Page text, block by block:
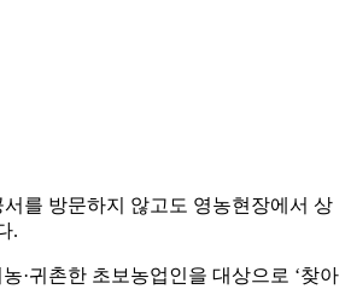
서를 방문하지 않고도 영농현장에서 상
.
·귀촌한 초보농업인을 대상으로 ‘찾아